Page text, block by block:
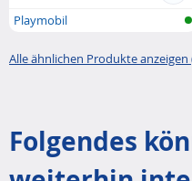
Playmobil
Alle ähnlichen Produkte anzeigen
Folgendes